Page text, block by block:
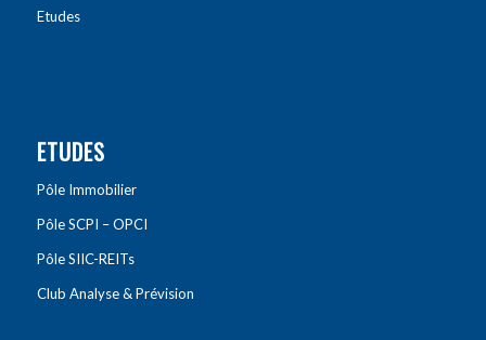
Etudes
ETUDES
Pôle Immobilier
Pôle SCPI – OPCI
Pôle SIIC-REITs
Club Analyse & Prévision